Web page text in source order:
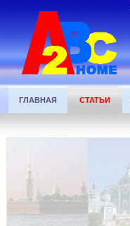
ГЛАВНАЯ СТАТЬИ